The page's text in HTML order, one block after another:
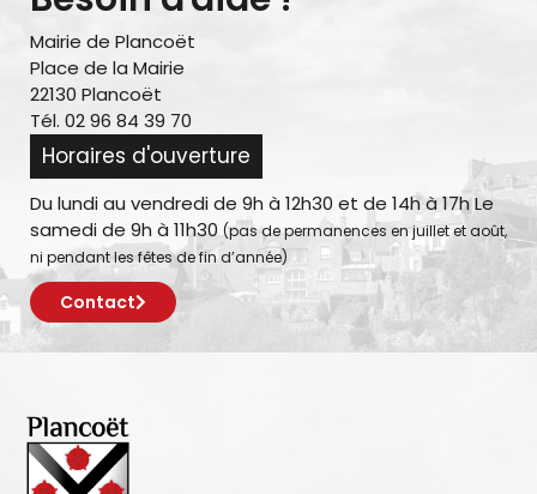
Mairie de Plancoët
Place de la Mairie
22130 Plancoët
Tél. 02 96 84 39 70
Horaires d'ouverture
Du lundi au vendredi de 9h à 12h30 et de 14h à 17h Le
samedi de 9h à 11h30 (pas de permanences en juillet et août,
ni pendant les fêtes de fin d’année)
Contact